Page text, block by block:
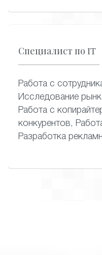
Специалист по IT
Работа с
Исследование
Работа с
конкурентов,
Разработка